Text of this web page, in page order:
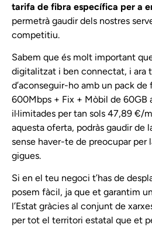
tarifa de fibra específica per a
permetrà gaudir dels nostres
competitiu.
Sabem que és molt important
digitalitzat i ben connectat, i ara
d’aconseguir-ho amb un pack
600Mbps + Fix + Mòbil de 60GB
il·limitades per tan sols 47,89 €/
aquesta oferta, podràs gaudir de
sense haver-te de preocupar per
gigues.
Si en el teu negoci t’has de
posem fàcil, ja que et garantim
l’Estat gràcies al conjunt de
per tot el territori estatal que et